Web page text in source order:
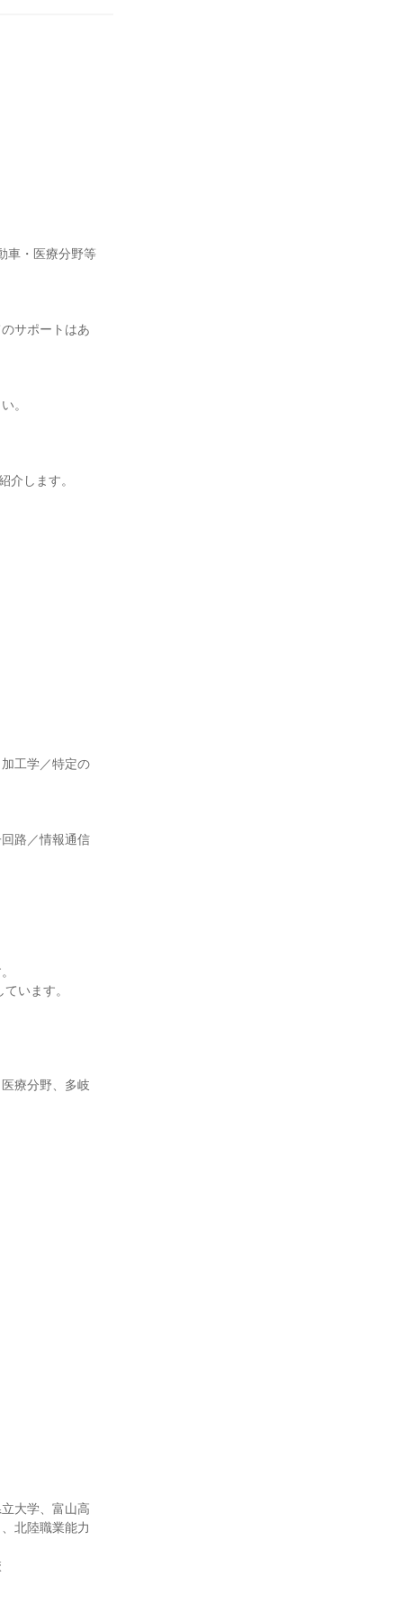
車・医療分野等
サポートはあ
。
介します。
工学／特定の
路／情報通信
います。
療分野、多岐
大学、富山高
北陸職業能力